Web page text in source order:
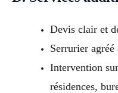
Devis clair et
Serrurier agréé
Intervention
résidences,